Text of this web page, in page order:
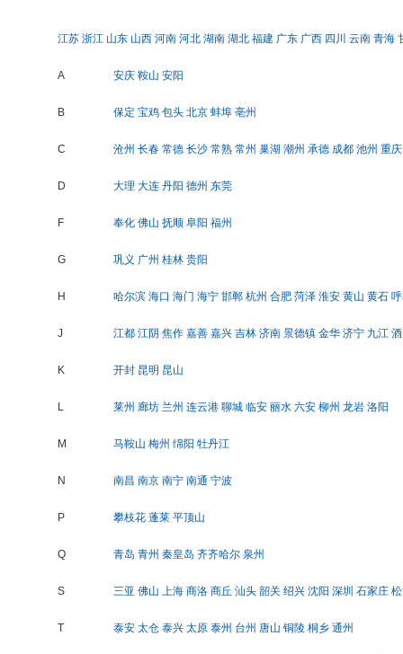
江苏 浙江 山东 山西 河南 河北 湖南 湖北 福建 广东 广西 四川 云南 青海
A 安庆 鞍山 安阳
B 保定 宝鸡 包头 北京 蚌埠 亳州
C 沧州 长春 常德 长沙 常熟 常州 巢湖 潮州 承德 成都 池州 重庆
D 大理 大连 丹阳 德州 东莞
F 奉化 佛山 抚顺 阜阳 福州
G 巩义 广州 桂林 贵阳
H 哈尔滨 海口 海门 海宁 邯郸 杭州 合肥 菏泽 淮安 黄山 黄石
J 江都 江阴 焦作 嘉善 嘉兴 吉林 济南 景德镇 金华 济宁 九江
K 开封 昆明 昆山
L 莱州 廊坊 兰州 连云港 聊城 临安 丽水 六安 柳州 龙岩 洛阳
M 马鞍山 梅州 绵阳 牡丹江
N 南昌 南京 南宁 南通 宁波
P 攀枝花 蓬莱 平顶山
Q 青岛 青州 秦皇岛 齐齐哈尔 泉州
S 三亚 佛山 上海 商洛 商丘 汕头 韶关 绍兴 沈阳 深圳 石家庄
T 泰安 太仓 泰兴 太原 泰州 台州 唐山 铜陵 桐乡 通州